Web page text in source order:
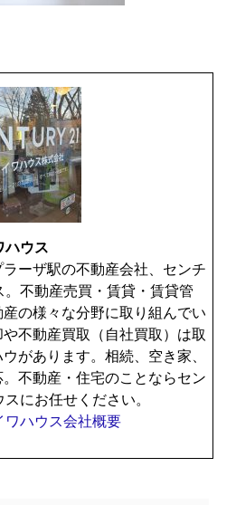
ハウス
ーザ駅の不動産会社、センチ
不動産売買・賃貸・賃貸管
の様々な分野に取り組んでい
不動産買取（自社買取）は取
があります。相続、空き家、
不動産・住宅のことならセン
にお任せください。
ハウス会社概要